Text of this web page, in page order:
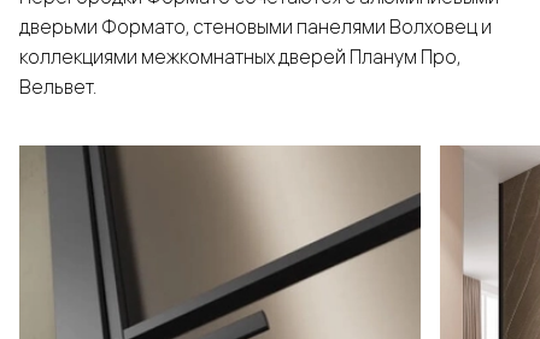
дверьми Формато, стеновыми панелями Волховец и
коллекциями межкомнатных дверей Планум Про,
Вельвет.